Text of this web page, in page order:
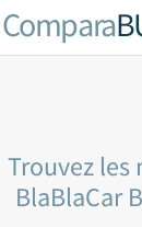
Compara
Trouvez les
BlaBlaCar